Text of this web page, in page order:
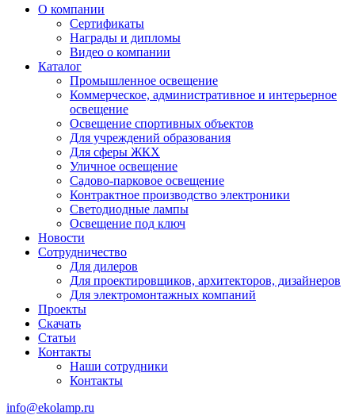
О компании
Сертификаты
Награды и дипломы
Видео о компании
Каталог
Промышленное освещение
Коммерческое, административное и интерьерное
освещение
Освещение спортивных объектов
Для учреждений образования
Для сферы ЖКХ
Уличное освещение
Садово-парковое освещение
Контрактное производство электроники
Светодиодные лампы
Освещение под ключ
Новости
Сотрудничество
Для дилеров
Для проектировщиков, архитекторов, дизайнеров
Для электромонтажных компаний
Проекты
Скачать
Статьи
Контакты
Наши сотрудники
Контакты
info@ekolamp.ru